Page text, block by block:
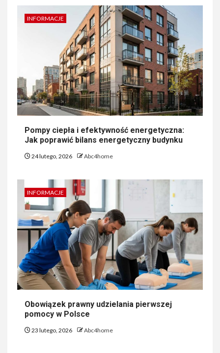
INFORMACJE
Pompy ciepła i efektywność energetyczna:
Jak poprawić bilans energetyczny budynku
24 lutego, 2026 Abc4home
INFORMACJE
Obowiązek prawny udzielania pierwszej
pomocy w Polsce
23 lutego, 2026 Abc4home